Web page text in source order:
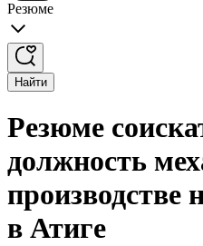
Резюме
Найти
Резюме
должность
производстве
в Атиге